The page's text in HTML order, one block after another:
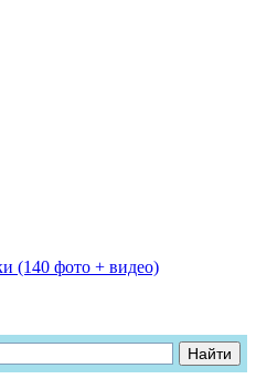
(140 фото + видео)